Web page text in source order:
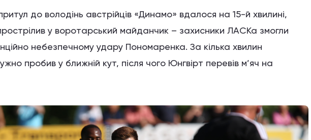
до володінь австрійців «Динамо» вдалося на 15-й хвилині,
у воротарський майданчик – захисники ЛАСКа змогли
небезпечному удару Пономаренка. За кілька хвилин
пробив у ближній кут, після чого Юнгвірт перевів м’яч на